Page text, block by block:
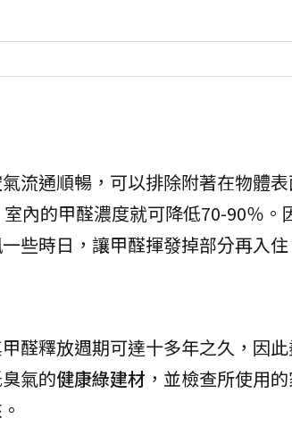
流通順暢，可以排除附著在物體
內的甲醛濃度就可降低70-90％。
些時日，讓甲醛揮發掉部分再入
醛釋放週期可達十多年之久，因
氣的健康綠建材 ，並檢查所使用